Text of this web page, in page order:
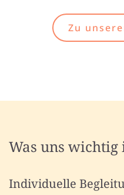
Zu
Was uns wichtig
Individuelle